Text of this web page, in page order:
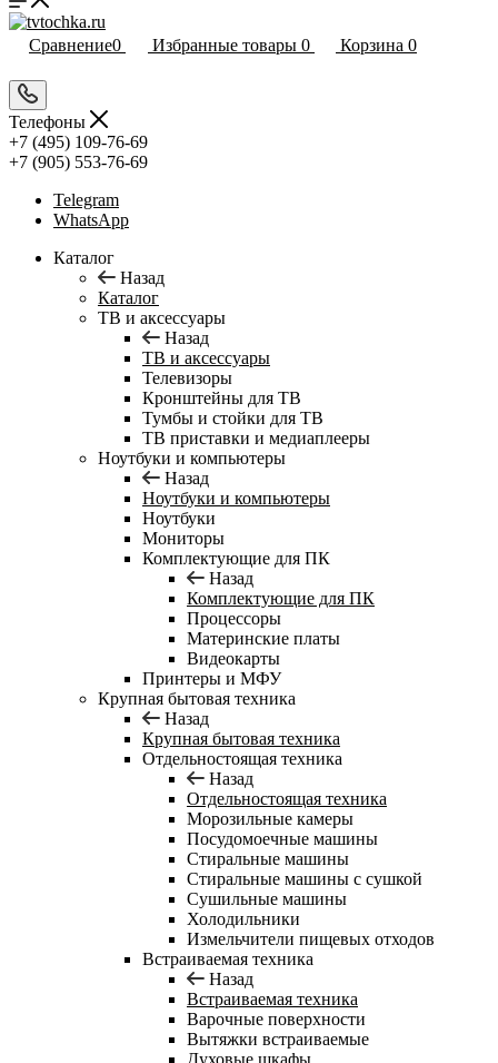
Сравнение0 Избранные товары 0 Корзина 0
Телефоны
+7 (495) 109-76-69
+7 (905) 553-76-69
Telegram
WhatsApp
Каталог
Назад
Каталог
ТВ и аксессуары
Назад
ТВ и аксессуары
Телевизоры
Кронштейны для ТВ
Тумбы и стойки для ТВ
ТВ приставки и медиаплееры
Ноутбуки и компьютеры
Назад
Ноутбуки и компьютеры
Ноутбуки
Мониторы
Комплектующие для ПК
Назад
Комплектующие для ПК
Процессоры
Материнские платы
Видеокарты
Принтеры и МФУ
Крупная бытовая техника
Назад
Крупная бытовая техника
Отдельностоящая техника
Назад
Отдельностоящая техника
Морозильные камеры
Посудомоечные машины
Стиральные машины
Стиральные машины с сушкой
Сушильные машины
Холодильники
Измельчители пищевых отходов
Встраиваемая техника
Назад
Встраиваемая техника
Варочные поверхности
Вытяжки встраиваемые
Духовые шкафы